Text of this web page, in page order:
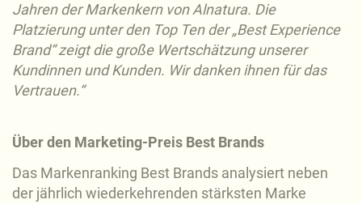
Jahren der Markenkern von Alnatura. Die
Platzierung unter den Top Ten der „Best Experience
Brand“ zeigt die große Wertschätzung unserer
Kundinnen und Kunden. Wir danken ihnen für das
Vertrauen.“
Über den Marketing-Preis Best Brands
Das Markenranking Best Brands analysiert neben
der jährlich wiederkehrenden stärksten Marke